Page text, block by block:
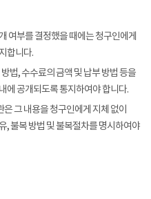
여부를 결정했을 때에는 청구인에게
합니다.
법, 수수료의 금액 및 납부 방법 등을
에 공개되도록 통지하여야 합니다.
그 내용을 청구인에게 지체 없이
, 불복 방법 및 불복절차를 명시하여야